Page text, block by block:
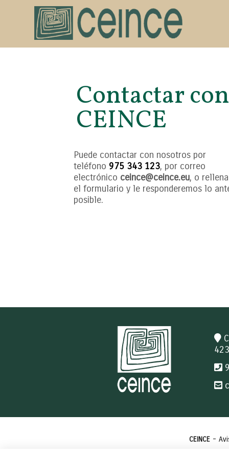
Contactar con
CEINCE
Puede contactar con nosotros por
teléfono 975 343 123, por correo
electrónico ceince@ceince.eu, o
el formulario y le responderemos lo
posible.
CEINCE-